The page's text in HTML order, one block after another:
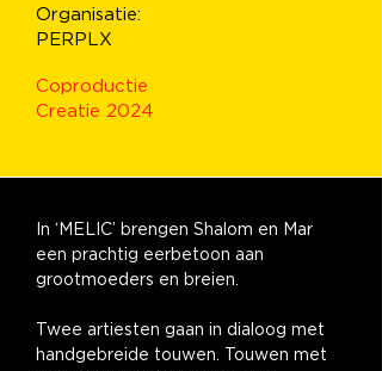
Organisatie:
PERPLX
Coproductie
Creatie 2024
In ‘MELIC’ brengen Shalom en Mar
een prachtig eerbetoon aan
grootmoeders en breien.
Twee artiesten gaan in dialoog met
handgebreide touwen. Touwen met